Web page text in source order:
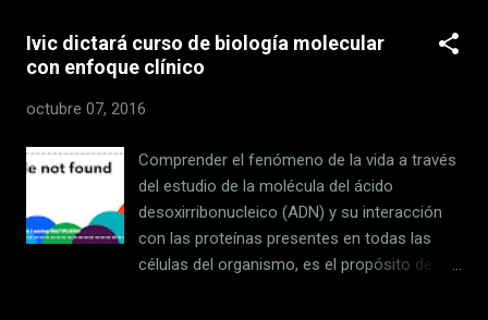
http://ift.tt/2dQAMjV
Ivic dictará curso de biología molecular
con enfoque clínico
octubre 07, 2016
Comprender el fenómeno de la vida a través
del estudio de la molécula del ácido
desoxirribonucleico (ADN) y su interacción
con las proteínas presentes en todas las
células del organismo, es el propósito de la